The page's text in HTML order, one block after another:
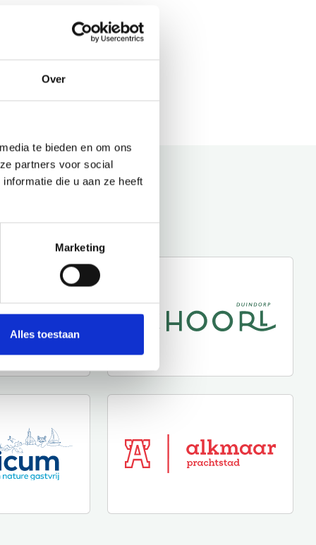
Over
te bieden en om ons
partners voor social
die u aan ze heeft
Marketing
Alles toestaan